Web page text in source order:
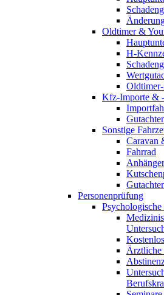
Oldtimer &
H-
Kfz-Importe &
Sonstige
Caravan
Fahrrad
Anhänger
Personenprüfung
Ärztliche